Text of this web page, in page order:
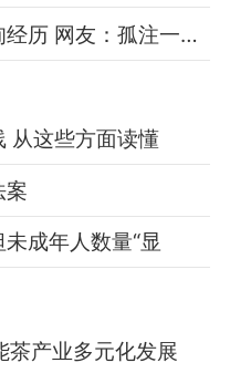
中科院博士还原被骗至缅甸经历 网友：孤注一掷现实版
从这些方面读懂
案
成年人数量“显
茶产业多元化发展